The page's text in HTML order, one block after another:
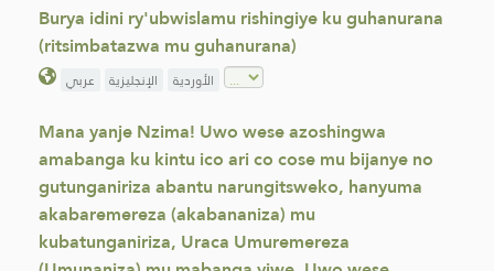
Burya idini ry'ubwislamu rishingiye ku guhanurana
(ritsimbatazwa mu guhanurana)
عربي الإنجليزية الأوردية
Mana yanje Nzima! Uwo wese azoshingwa
amabanga ku kintu ico ari co cose mu bijanye no
gutunganiriza abantu narungitsweko, hanyuma
akabaremereza (akabananiza) mu
kubatunganiriza, Uraca Umuremereza